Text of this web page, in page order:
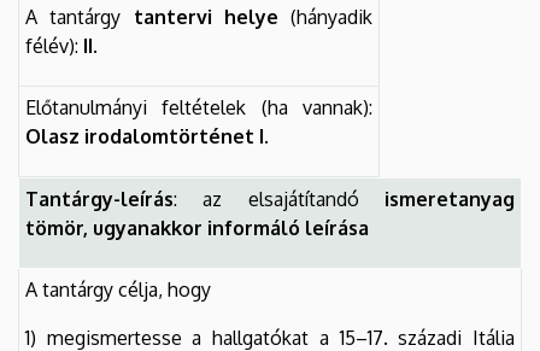
A tantárgy tantervi helye (hányadik
félév): II.
Előtanulmányi feltételek (ha vannak):
Olasz irodalomtörténet I.
Tantárgy-leírás: az elsajátítandó ismeretanyag
tömör, ugyanakkor informáló leírása
A tantárgy célja, hogy
1) megismertesse a hallgatókat a 15–17. századi Itália